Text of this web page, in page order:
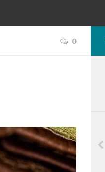
0